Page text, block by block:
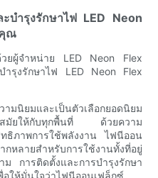
บำรุงรักษาไฟ LED Neon
ณ
วยผู้จำหน่าย LED Neon Flex
ำรุงรักษาไฟ LED Neon Flex
นิยมและเป็นตัวเลือกยอดนิยม
นสมัยให้กับทุกพื้นที่ ด้วยความ
ภาพการใช้พลังงาน ไฟนีออน
หลายสำหรับการใช้งานทั้งที่อยู่
การติดตั้งและการบำรุงรักษา
อให้มั่นใจว่าไฟนีออนเฟล็กซ์